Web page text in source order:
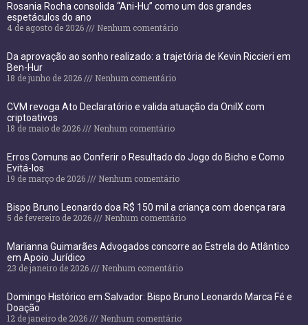
Rosania Rocha consolida “Ani-Hu” como um dos grandes
espetáculos do ano
4 de agosto de 2026
Nenhum comentário
Da aprovação ao sonho realizado: a trajetória de Kevin Riccieri em
Ben-Hur
18 de junho de 2026
Nenhum comentário
CVM revoga Ato Declaratório e valida atuação da OnilX com
criptoativos
18 de maio de 2026
Nenhum comentário
Erros Comuns ao Conferir o Resultado do Jogo do Bicho e Como
Evitá-los
19 de março de 2026
Nenhum comentário
Bispo Bruno Leonardo doa R$ 150 mil a criança com doença rara
5 de fevereiro de 2026
Nenhum comentário
Marianna Guimarães Advogados concorre ao Estrela do Atlântico
em Apoio Jurídico
23 de janeiro de 2026
Nenhum comentário
Domingo Histórico em Salvador: Bispo Bruno Leonardo Marca Fé e
Doação
12 de janeiro de 2026
Nenhum comentário